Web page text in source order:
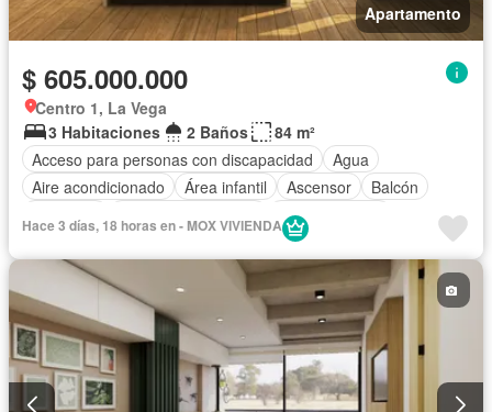
Apartamento
$ 605.000.000
Centro 1, La Vega
3 Habitaciones
2 Baños
84 m²
Acceso para personas con discapacidad
Agua
Aire acondicionado
Área infantil Ascensor
Balcón
Cocina integral
Piscina
Seguridad privada
Tanque de agua Vista panorámica
Hace 3 días, 18 horas en - MOX VIVIENDA